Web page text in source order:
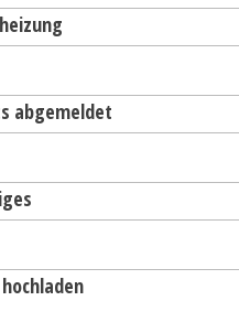
abgemeldet